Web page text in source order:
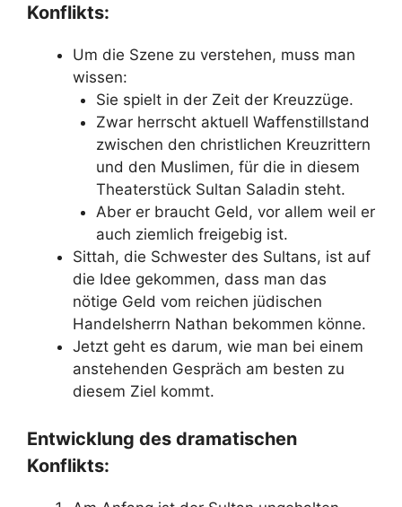
Konflikts:
Um die Szene zu verstehen, muss man
wissen:
Sie spielt in der Zeit der Kreuzzüge.
Zwar herrscht aktuell Waffenstillstand
zwischen den christlichen Kreuzrittern
und den Muslimen, für die in diesem
Theaterstück Sultan Saladin steht.
Aber er braucht Geld, vor allem weil er
auch ziemlich freigebig ist.
Sittah, die Schwester des Sultans, ist auf
die Idee gekommen, dass man das
nötige Geld vom reichen jüdischen
Handelsherrn Nathan bekommen könne.
Jetzt geht es darum, wie man bei einem
anstehenden Gespräch am besten zu
diesem Ziel kommt.
Entwicklung des dramatischen
Konflikts: